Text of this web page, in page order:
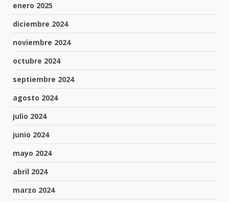
enero 2025
diciembre 2024
noviembre 2024
octubre 2024
septiembre 2024
agosto 2024
julio 2024
junio 2024
mayo 2024
abril 2024
marzo 2024